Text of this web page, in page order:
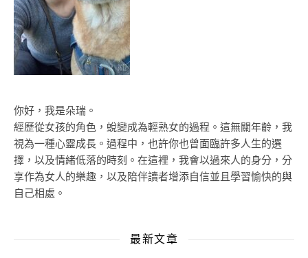
你好，我是朵瑞。
經歷從女孩的角色，蛻變成為輕熟女的過程。這無關年齡，我
視為一種心靈成長。過程中，也許你也曾面臨許多人生的選
擇，以及情緒低落的時刻。在這裡，我會以過來人的身分，分
享作為女人的樂趣，以及陪伴讀者增添自信並且學習愉快的與
自己相處。
最新文章